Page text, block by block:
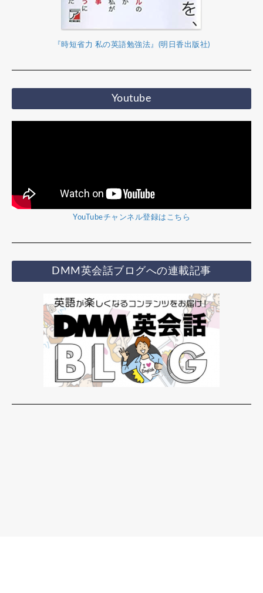
『時短省力 私の英語勉強法』(明日香出版社)
Youtube
YouTubeチャンネル登録はこちら
DMM英会話ブログへの連載記事